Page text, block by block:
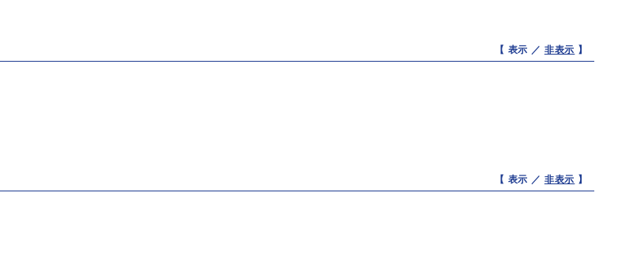
【 表示 ／ 非表示 】
【 表示 ／ 非表示 】